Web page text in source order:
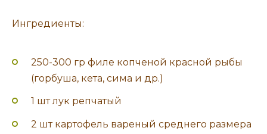
Ингредиенты:
250-300 гр филе копченой красной рыбы
(горбуша, кета, сима и др.)
1 шт лук репчатый
2 шт картофель вареный среднего размера